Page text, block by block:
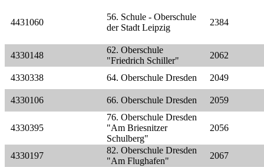
4431060
56. Schule - Oberschule
der Stadt Leipzig
2384
4330148
62. Oberschule
"Friedrich Schiller"
2062
4330338 64. Oberschule Dresden 2049
4330106 66. Oberschule Dresden 2059
4330395
76. Oberschule Dresden
"Am Briesnitzer
Schulberg"
2056
4330197
82. Oberschule Dresden
"Am Flughafen"
2067